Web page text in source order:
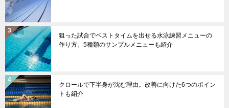
狙った試合でベストタイムを出せる水泳練習メニューの
作り方。5種類のサンプルメニューも紹介
クロールで下半身が沈む理由。改善に向けた6つのポイン
トも紹介